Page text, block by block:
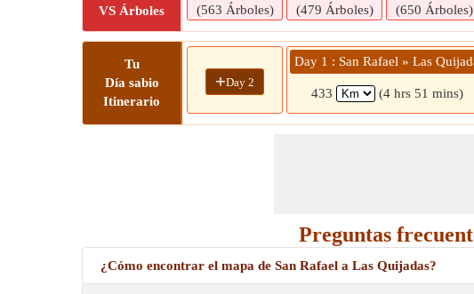
VS Árboles
(563 Árboles)
(479 Árboles)
(650 Árboles)
Tu
Día sabio
Itinerario
+Day 2
Day 1 : San Rafael » Las
433 (4 hrs 51 mins)
Preguntas
¿Cómo encontrar el mapa de San Rafael a Las Quijadas?